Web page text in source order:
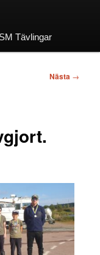
Tävlingar
Nästa →